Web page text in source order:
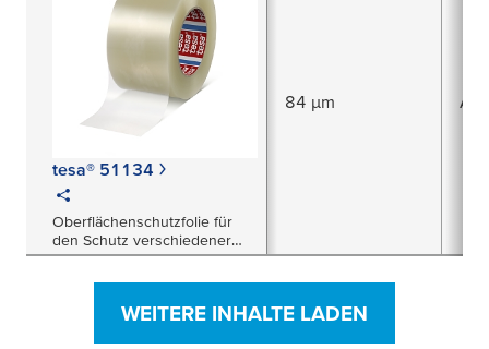
tesa® 51134
Oberflächenschutzfolie für
den Schutz verschiedener
Oberflächen vor allem im
84 µm
WEITERE INHALTE LADEN